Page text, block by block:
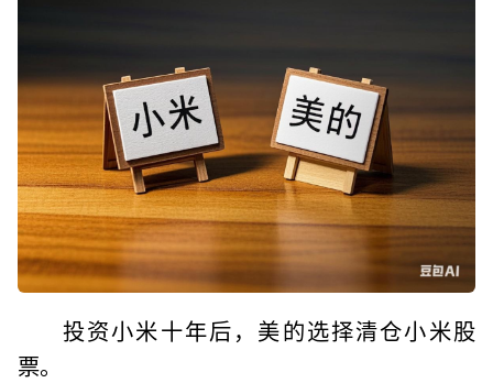
投资小米十年后，美的选择清仓小米股
票。